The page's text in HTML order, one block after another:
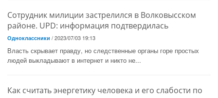
Сотрудник милиции застрелился в Волковысском
районе. UPD: информация подтвердилась
Одноклассники / 2023/07/03 19:13
Власть скрывает правду, но следственные органы горе простых
людей выкладывают в интернет и никто не...
Как считать энергетику человека и его слабости по